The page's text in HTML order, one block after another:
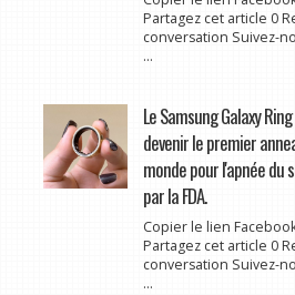
Partagez cet article 0
conversation Suivez-
...
Le Samsung Galaxy
devenir le premier
monde pour l'apnée du
par la FDA.
Copier le lien
Partagez cet article 0
conversation Suivez-
...